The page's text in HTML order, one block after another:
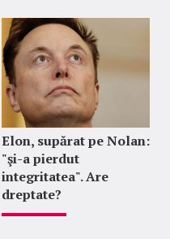
Elon, supărat pe Nolan:
"şi-a pierdut
integritatea". Are
dreptate?